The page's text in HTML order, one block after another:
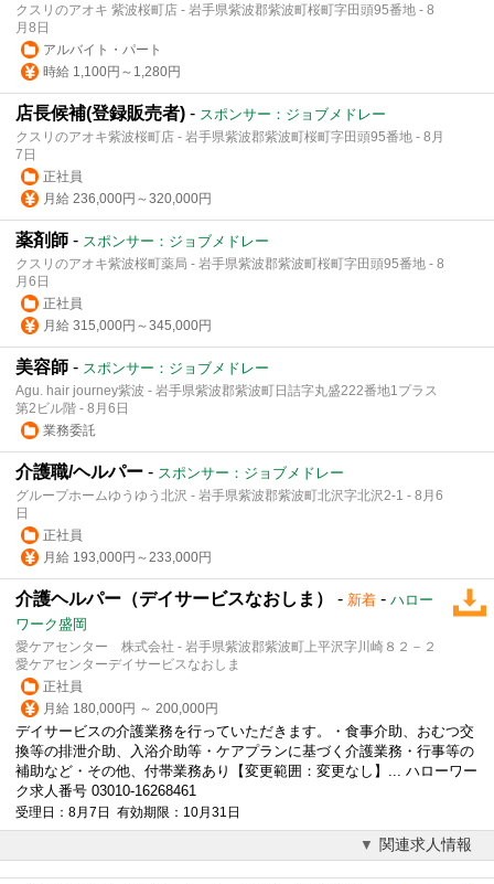
クスリのアオキ 紫波桜町店 - 岩手県紫波郡紫波町桜町字田頭95番地 - 8
月8日
アルバイト・パート
時給 1,100円～1,280円
店長候補(登録販売者) - スポンサー：ジョブメドレー
クスリのアオキ紫波桜町店 - 岩手県紫波郡紫波町桜町字田頭95番地 - 8月
7日
正社員
月給 236,000円～320,000円
薬剤師 - スポンサー：ジョブメドレー
クスリのアオキ紫波桜町薬局 - 岩手県紫波郡紫波町桜町字田頭95番地 - 8
月6日
正社員
月給 315,000円～345,000円
美容師 - スポンサー：ジョブメドレー
Agu. hair journey紫波 - 岩手県紫波郡紫波町日詰字丸盛222番地1プラス
第2ビル階 - 8月6日
業務委託
介護職/ヘルパー - スポンサー：ジョブメドレー
グループホームゆうゆう北沢 - 岩手県紫波郡紫波町北沢字北沢2-1 - 8月6
日
正社員
月給 193,000円～233,000円
介護ヘルパー（デイサービスなおしま） - 新着 - ハロー
ワーク盛岡
愛ケアセンター 株式会社 - 岩手県紫波郡紫波町上平沢字川崎８２－２
愛ケアセンターデイサービスなおしま
正社員
月給 180,000円 ～ 200,000円
デイサービスの介護業務を行っていただきます。・食事介助、おむつ交
換等の排泄介助、入浴介助等・ケアプランに基づく介護業務・行事等の
補助など・その他、付帯業務あり【変更範囲：変更なし】... ハローワー
ク求人番号 03010-16268461
受理日：8月7日 有効期限：10月31日
関連求人情報